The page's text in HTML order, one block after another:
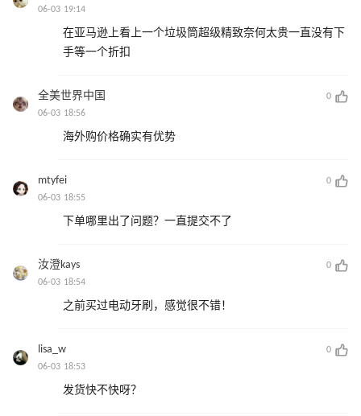
06-03 19:14
在亚马逊上看上一个垃圾筒超级精致奈何太贵一直没有下
手等一个折扣
全美世界中国
0
06-03 18:56
海外购价格确实有优势
mtyfei
0
06-03 18:55
下单哪里出了问题？一直提交不了
汝澄kays
0
06-03 18:54
之前买过电动牙刷，感觉很不错！
lisa_w
0
06-03 18:53
发货快不快呀？